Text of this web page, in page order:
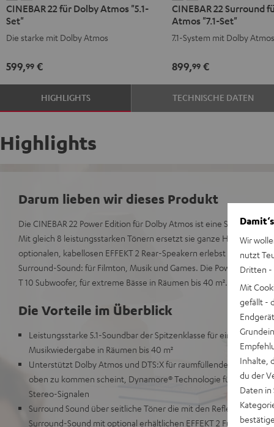
22
für
Dolby
"5.1-
Set"
Schwarz
22
Dolby
"5.1-
Set"
Weiß
CINEBAR 22 für Dolby Atmos "5.1-
Set"
Die starke mit Dolby Atmos
599,99 €
22
Surround
für
Atmos
"7.1-
Set"
Schwarz
22
Surround
für
Atmos
"7.1-
Set"
Weiß
CINEBAR 22 Surround
Atmos "7.1-Set"
7.1-System mit Dolby Atmos
899,99€
HIGHLIGHTS TECHNISCHE DATEN
Highlights
Darum lieben wir dieses Produkt
Die CINEBAR 22 Power Edition für Dolby Atmos ist eine Soundbar,
Mit gleich 8 leistungsstarken Tönern ersetzt sie ganze
optionalen, kabellosen EFFEKT 2 Rear-Speakern erlebst du
Surround-Sound: für Filmton, Musik und Games. Die Power Edition
T 10 Subwoofer, für extreme Bässe in Räumen bis 40 m².
Die Vorteile im Überblick
Leistungsstarke 5.1-Soundbar der Spitzenklasse für eine extrem
Musikwiedergabe in Räumen bis 40 m²
Unterstützt Dolby Atmos und DTS:X für raumfüllenden,
oben zu kommen scheint, Dynamore® Technologie für eine
Stereo-Signalen
Surround Sound über seitliche Töner die mit den Reflexionen des
Surround-Sound mit optional erhältlichen EFFEKT 2 Funk-
Wir
nutzt
Dritten -
Mit
gefällt -
Inhalte,
du der
Daten in